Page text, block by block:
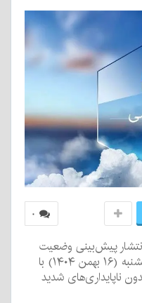
۰
انتشار پیش‌بینی وضعیت
جوی اعلام کرد که استان در روز پنجشنبه (۱۶ بهمن ۱۴۰۴) با
ناپایداری‌های شدید